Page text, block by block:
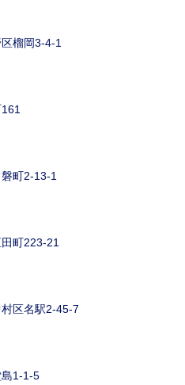
区榴岡3-4-1
161
磐町2-13-1
田町223-21
村区名駅2-45-7
島1-1-5